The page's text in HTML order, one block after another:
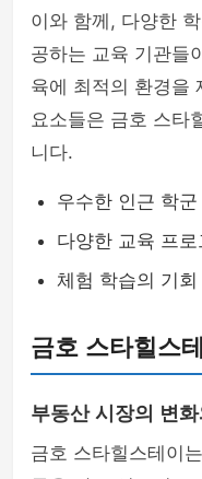
이와 함께, 다양한
공하는 교육 기관들
육에 최적의 환경을
요소들은 금호 스타
니다.
우수한 인근 학군
다양한 교육 프로
체험 학습의 기
금호 스타힐스
부동산 시장의 변
금호 스타힐스테이